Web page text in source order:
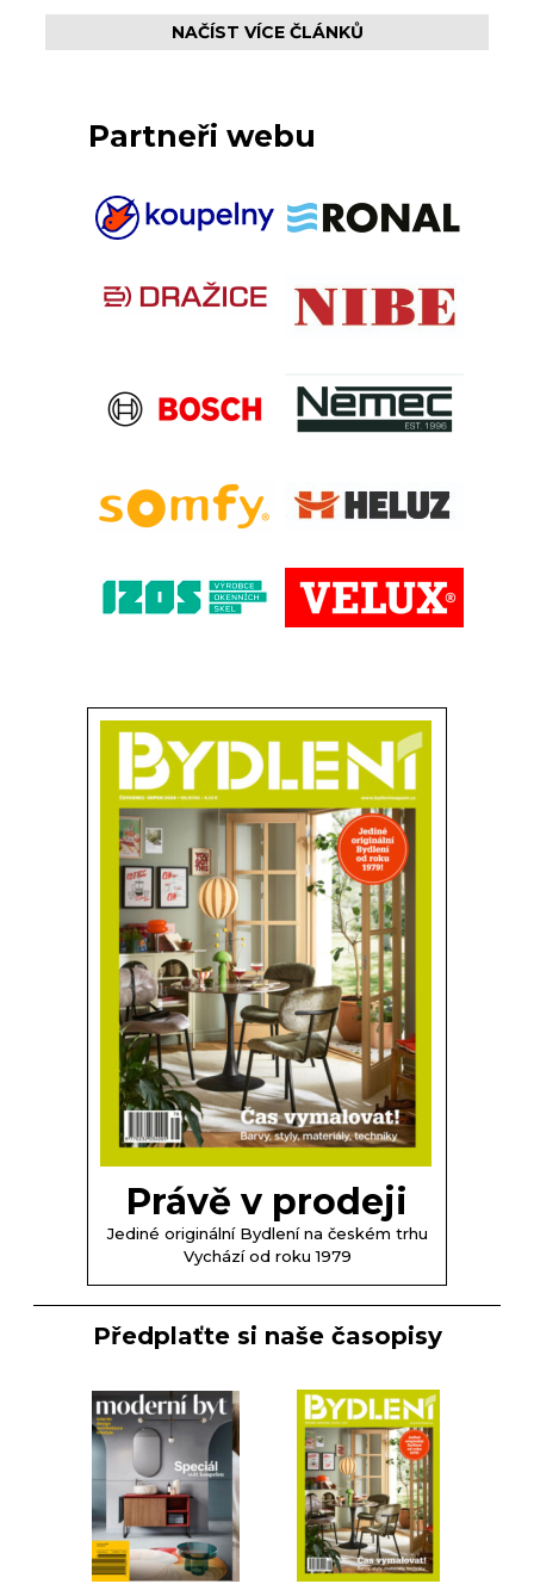
NAČÍST VÍCE ČLÁNKŮ
Partneři webu
Právě v prodeji
Jediné originální Bydlení na českém trhu
Vychází od roku 1979
Předplaťte si naše časopisy